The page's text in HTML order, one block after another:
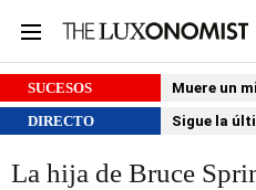
SUCESOS
Muere un
DIRECTO
Sigue la
La hija de Bruce